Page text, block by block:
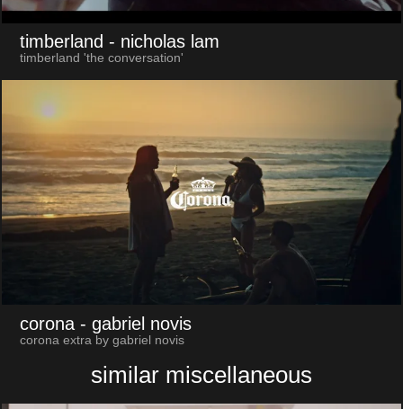
timberland - nicholas lam
timberland 'the conversation'
corona - gabriel novis
corona extra by gabriel novis
similar miscellaneous